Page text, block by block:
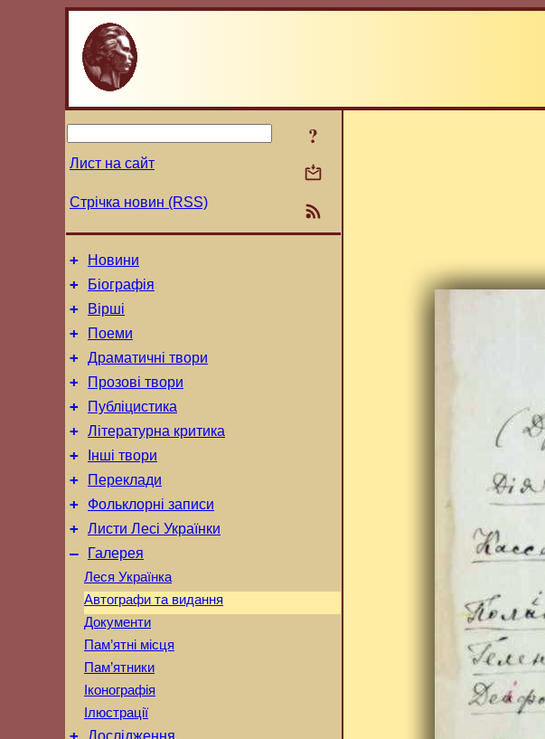
?
Лист на сайт
Стрічка новин (RSS)
+ Новини
+ Біографія
+ Вірші
+ Поеми
+ Драматичні твори
+ Прозові твори
+ Публіцистика
+ Літературна критика
+ Інші твори
+ Переклади
+ Фольклорні записи
+ Листи Лесі Українки
– Галерея
Леся Українка
Автографи та видання
Документи
Пам’ятні місця
Пам’ятники
Іконографія
Ілюстрації
Дослідження